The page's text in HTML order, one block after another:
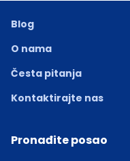
Blog
O nama
Česta pitanja
Kontaktirajte nas
Pronađite posao